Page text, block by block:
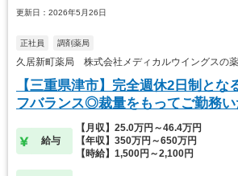
更新日：2026年5月26日
正社員 調剤薬局
久居新町薬局 株式会社メディカルウイングスの
【三重県津市】完全週休2日制とな
フバランス◎裁量をもってご勤務い
給与
【月収】25.0万円～46.4万円
【年収】350万円～650万円
【時給】1,500円～2,100円